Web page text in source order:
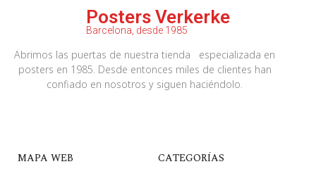
Posters Verkerke
Barcelona, desde 1985
Abrimos las puertas de nuestra tienda especializada en
posters en 1985. Desde entonces miles de clientes han
confiado en nosotros y siguen haciéndolo.
MAPA WEB CATEGORÍAS